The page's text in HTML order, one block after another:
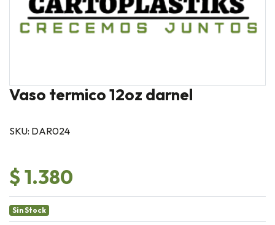
Vaso termico 12oz darnel
SKU: DAR024
$ 1.380
Sin Stock